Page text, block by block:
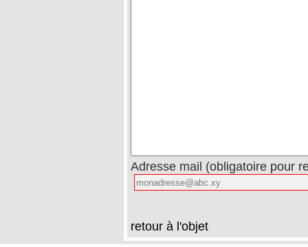
Adresse mail (obligatoire pour
retour à l'objet